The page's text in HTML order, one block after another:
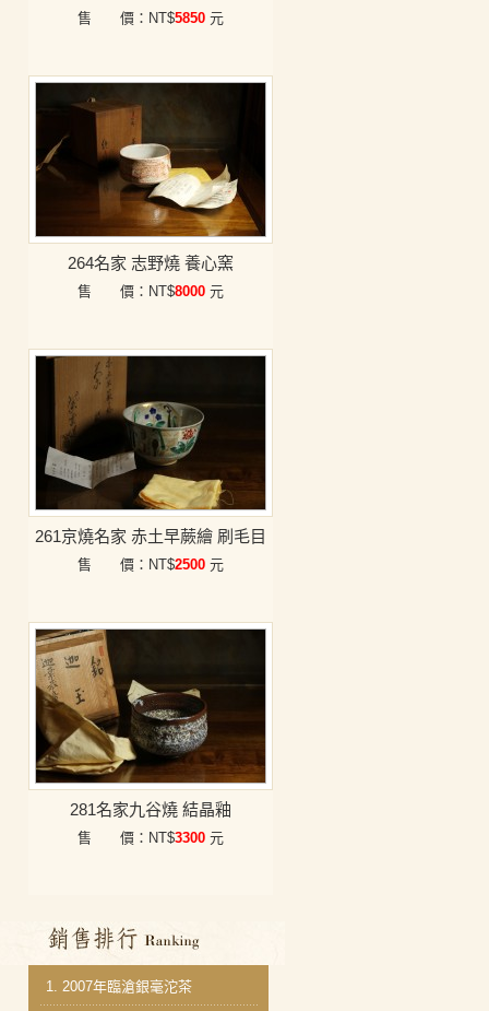
售 價：NT$5850 元
264名家 志野燒 養心窯
售 價：NT$8000 元
261京燒名家 赤土早蕨繪 刷毛目
售 價：NT$2500 元
281名家九谷燒 結晶釉
售 價：NT$3300 元
銷售排行
1. 2007年臨滄銀毫沱茶